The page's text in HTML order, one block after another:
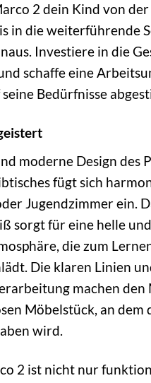
2 dein Kind von der
in die weiterführende
Investiere in die
schaffe eine
Bedürfnisse
moderne Design des
fügt sich
Jugendzimmer ein.
sorgt für eine helle und
die zum
Die klaren Linien
machen den
Möbelstück, an dem
wird.
2 ist nicht nur